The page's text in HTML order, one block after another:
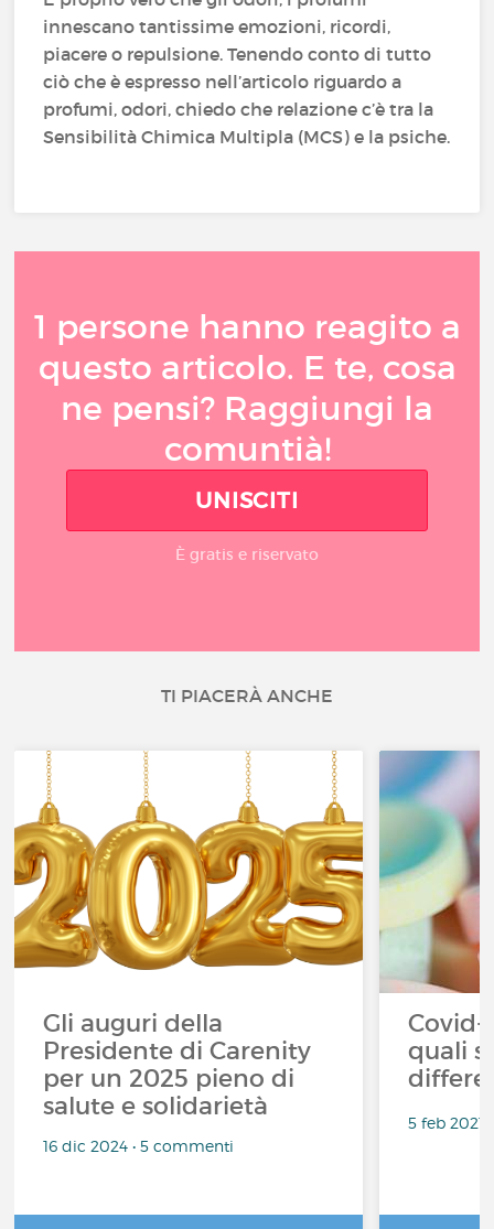
innescano tantissime emozioni, ricordi,
piacere o repulsione. Tenendo conto di tutto
ciò che è espresso nell’articolo riguardo a
profumi, odori, chiedo che relazione c’è tra la
Sensibilità Chimica Multipla (MCS) e la psiche.
1 persone hanno reagito a
questo articolo. E te, cosa
ne pensi? Raggiungi la
comuntià!
UNISCITI
È gratis e riservato
TI PIACERÀ ANCHE
Gli auguri della
Presidente di Carenity
per un 2025 pieno di
salute e solidarietà
16 dic 2024 • 5 commenti
Covid-
quali
5 feb 2021